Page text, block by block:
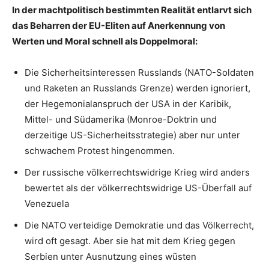
In der machtpolitisch bestimmten Realität entlarvt sich
das Beharren der EU-Eliten auf Anerkennung von
Werten und Moral schnell als Doppelmoral:
Die Sicherheitsinteressen Russlands (NATO-Soldaten
und Raketen an Russlands Grenze) werden ignoriert,
der Hegemonialanspruch der USA in der Karibik,
Mittel- und Südamerika (Monroe-Doktrin und
derzeitige US-Sicherheitsstrategie) aber nur unter
schwachem Protest hingenommen.
Der russische völkerrechtswidrige Krieg wird anders
bewertet als der völkerrechtswidrige US-Überfall auf
Venezuela
Die NATO verteidige Demokratie und das Völkerrecht,
wird oft gesagt. Aber sie hat mit dem Krieg gegen
Serbien unter Ausnutzung eines wüsten